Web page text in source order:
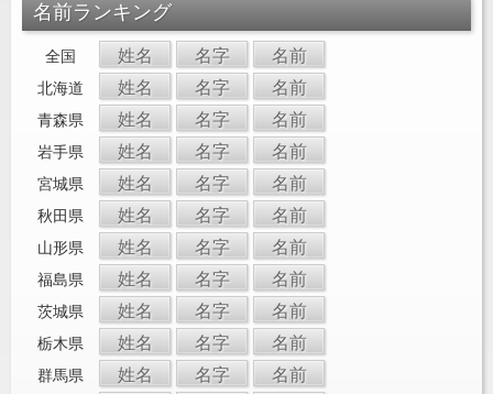
名前ランキング
全国 姓名 名字 名前
北海道 姓名 名字 名前
青森県 姓名 名字 名前
岩手県 姓名 名字 名前
宮城県 姓名 名字 名前
秋田県 姓名 名字 名前
山形県 姓名 名字 名前
福島県 姓名 名字 名前
茨城県 姓名 名字 名前
栃木県 姓名 名字 名前
群馬県 姓名 名字 名前